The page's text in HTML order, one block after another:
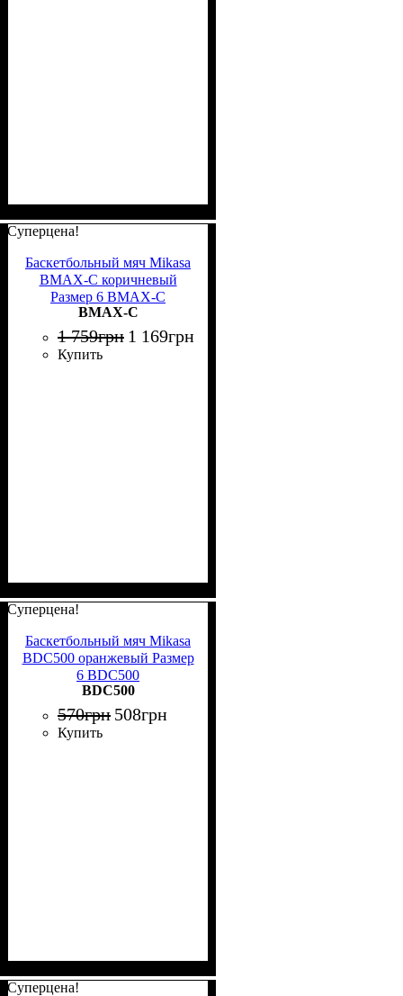
Суперцена!
Баскетбольный мяч Mikasa
BMAX-C коричневый
Размер 6 BMAX-C
BMAX-C
1 759грн 1 169грн
Купить
Суперцена!
Баскетбольный мяч Mikasa
BDC500 оранжевый Размер
6 BDC500
BDC500
570грн 508грн
Купить
Суперцена!